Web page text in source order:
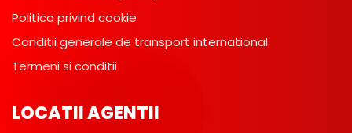
Politica privind cookie
Conditii generale de transport international
Termeni si conditii
LOCATII AGENTII